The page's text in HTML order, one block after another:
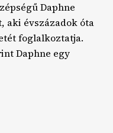
Daphne
aki évszázadok óta
foglalkoztatja.
Daphne egy